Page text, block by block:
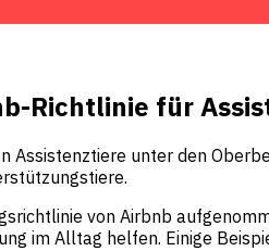
Richtlinie für
Assistenztiere unter den
von Airbnb
im Alltag helfen. Einige